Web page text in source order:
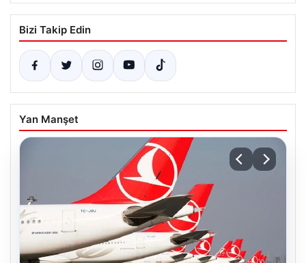
Bizi Takip Edin
Yan Manşet